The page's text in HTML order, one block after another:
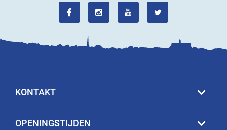
KONTAKT
OPENINGSTIJDEN